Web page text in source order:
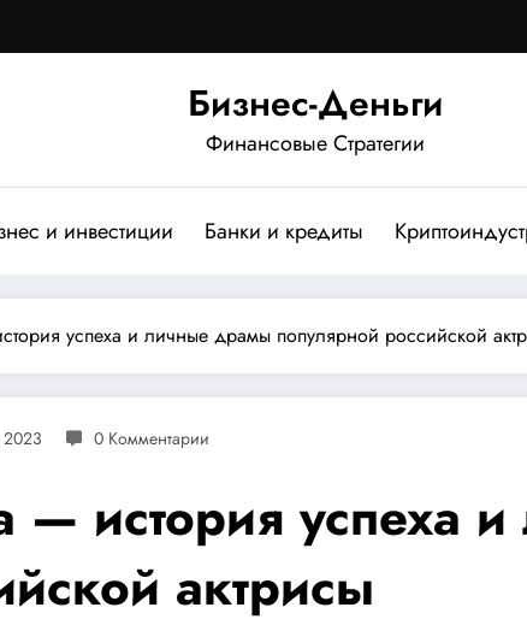
Бизнес-Деньги
Финансовые Стратегии
и инвестиции Банки и кредиты
успеха и личные драмы популярной российской
0 Комментарии
история успеха
актрисы